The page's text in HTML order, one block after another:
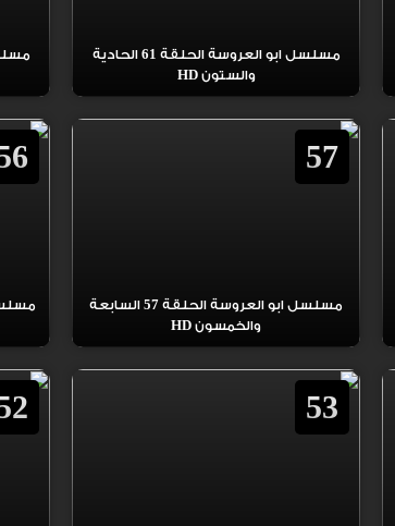
مسلسل ابو العروسة الحلقة 61 الحادية
والستون HD
57
مسلسل ابو العروسة الحلقة 57 السابعة
والخمسون HD
53